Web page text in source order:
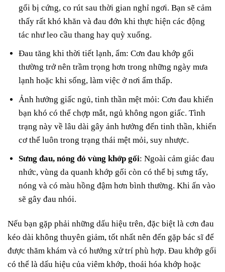
gối bị cứng, co rút sau thời gian nghỉ ngơi. Bạn sẽ cảm
thấy rất khó khăn và đau đớn khi thực hiện các động
tác như leo cầu thang hay quỳ xuống.
Đau tăng khi thời tiết lạnh, ẩm: Cơn đau khớp gối
thường trở nên trầm trọng hơn trong những ngày mưa
lạnh hoặc khi sống, làm việc ở nơi ẩm thấp.
Ảnh hưởng giấc ngủ, tinh thần mệt mỏi: Cơn đau khiến
bạn khó có thể chợp mắt, ngủ không ngon giấc. Tình
trạng này về lâu dài gây ảnh hưởng đến tinh thần, khiến
cơ thể luôn trong trạng thái mệt mỏi, suy nhược.
Sưng đau, nóng đỏ vùng khớp gối: Ngoài cảm giác đau
nhức, vùng da quanh khớp gối còn có thể bị sưng tấy,
nóng và có màu hồng đậm hơn bình thường. Khi ấn vào
sẽ gây đau nhói.
Nếu bạn gặp phải những dấu hiệu trên, đặc biệt là cơn đau
kéo dài không thuyên giảm, tốt nhất nên đến gặp bác sĩ để
được thăm khám và có hướng xử trí phù hợp. Đau khớp gối
có thể là dấu hiệu của viêm khớp, thoái hóa khớp hoặc